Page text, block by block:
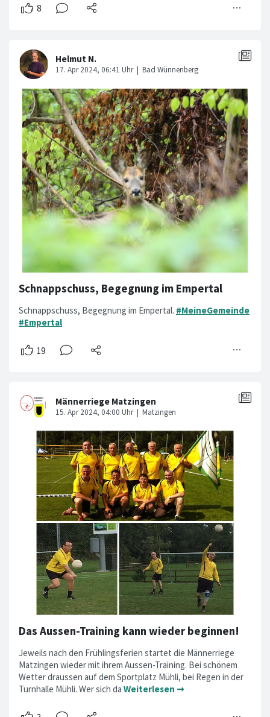
Schnappschuss, Begegnung im Empertal
Schnappschuss, Begegnung im Empertal. #MeineGemeinde
#Empertal
Das Aussen-Training kann wieder beginnen!
Jeweils nach den Frühlingsferien startet die Männerriege
Matzingen wieder mit ihrem Aussen-Training. Bei schönem
Wetter draussen auf dem Sportplatz Mühli, bei Regen in der
Turnhalle Mühli. Wer sich da Weiterlesen ➞